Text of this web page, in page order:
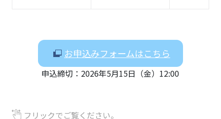
お申込みフォームはこちら
申込締切：2026年5月15日（金）12:00
フリックでご覧ください。